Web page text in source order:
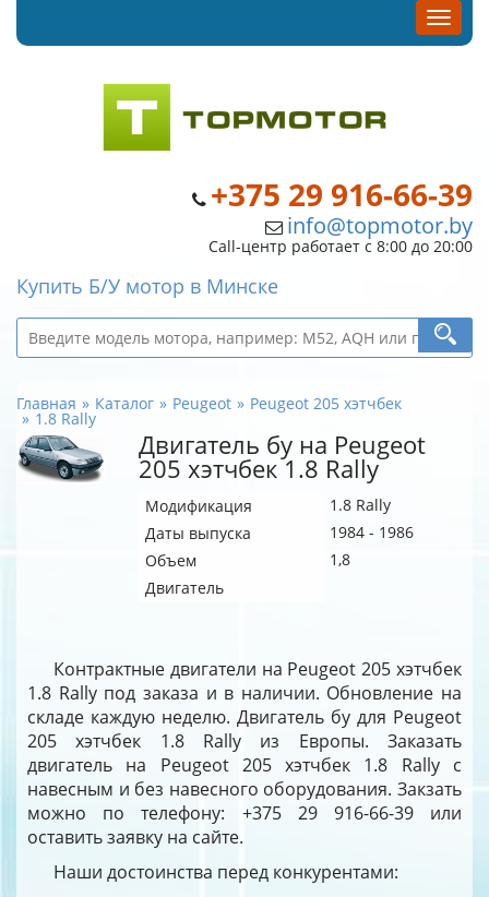
+375 29 916-66-39
info@topmotor.by
Call-центр работает с 8:00 до 20:00
Купить Б/У мотор в Минске
Главная Каталог Peugeot Peugeot 205 хэтчбек
1.8 Rally
Двигатель бу на Peugeot
205 хэтчбек 1.8 Rally
Модификация
1.8 Rally
Даты выпуска
1984 - 1986
Объем
1,8
Двигатель
Контрактные двигатели на Peugeot 205 хэтчбек
1.8 Rally под заказа и в наличии. Обновление на
складе каждую неделю. Двигатель бу для Peugeot
205 хэтчбек 1.8 Rally из Европы. Заказать
двигатель на Peugeot 205 хэтчбек 1.8 Rally с
навесным и без навесного оборудования. Закзать
можно по телефону: +375 29 916-66-39 или
оставить заявку на сайте.
Наши достоинства перед конкурентами: